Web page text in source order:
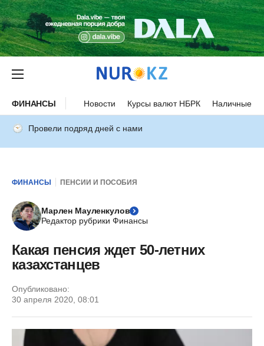
ФИНАНСЫ Новости Курсы валют НБРК Наличные
Провели подряд дней с нами
ФИНАНСЫ ПЕНСИИ И ПОСОБИЯ
Марлен Мауленкулов
Редактор рубрики Финансы
Какая пенсия ждет 50-летних
казахстанцев
Опубликовано:
30 апреля 2020, 08:01